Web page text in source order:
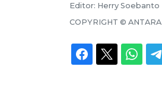
Editor: Herry Soebanto
COPYRIGHT © ANTARA